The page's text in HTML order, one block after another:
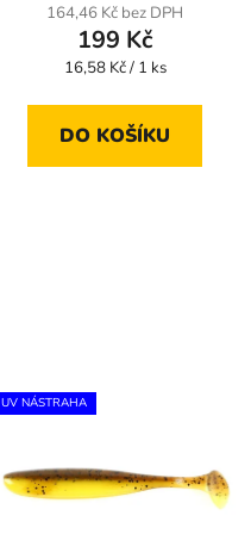
164,46 Kč bez DPH
199 Kč
Měrná
16,58 Kč / 1 ks
DO KOŠÍKU
UV NÁSTRAHA